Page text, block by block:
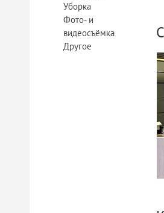
Уборка
Фото- и
видеосъёмка
Другое